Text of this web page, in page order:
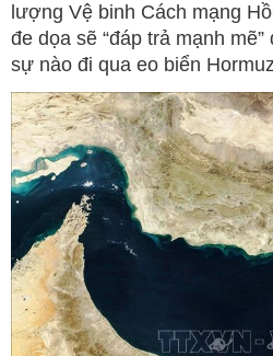
lượng Vệ binh Cách mạng
đe dọa sẽ “đáp trả mạnh
sự nào đi qua eo biển